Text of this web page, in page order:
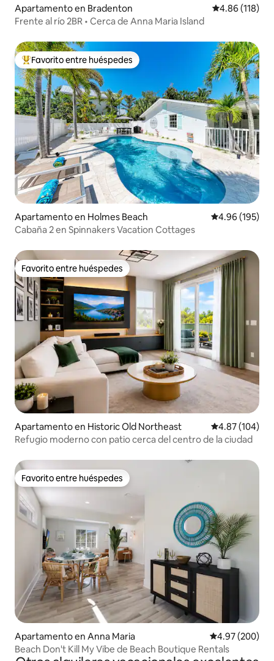
Apartamento en Bradenton Calificación
4.86 (118)
Frente al río 2BR • Cerca de Anna Maria Island
Favorito entre huéspedes preferido
Favorito entre huéspedes
Apartamento en Holmes Beach Calificación
4.96 (195)
Cabaña 2 en Spinnakers Vacation Cottages
Favorito entre huéspedes
Favorito entre huéspedes
Apartamento en Historic Old Northeast Calificación
4.87 (104)
Refugio moderno con patio cerca del centro de la ciudad
Favorito entre huéspedes
Favorito entre huéspedes
Apartamento en Anna Maria Calificación
4.97 (200)
Beach Don't Kill My Vibe de Beach Boutique Rentals